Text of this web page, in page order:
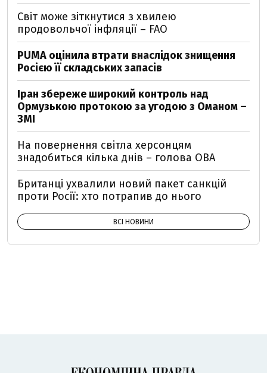
Світ може зіткнутися з хвилею
продовольчої інфляції – FAO
PUMA оцінила втрати внаслідок знищення
Росією її складських запасів
Іран збереже широкий контроль над
Ормузькою протокою за угодою з Оманом –
ЗМІ
На повернення світла херсонцям
знадобиться кілька днів – голова ОВА
Британці ухвалили новий пакет санкцій
проти Росії: хто потрапив до нього
ВСІ НОВИНИ